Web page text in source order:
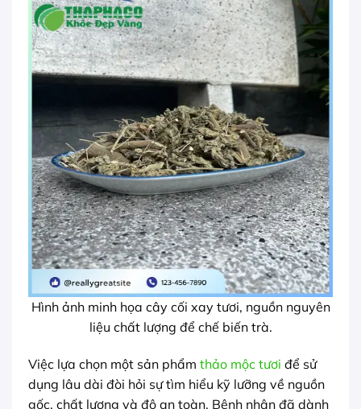
Hình ảnh minh họa cây cối xay tươi, nguồn nguyên
liệu chất lượng để chế biến trà.
Việc lựa chọn một sản phẩm thảo mộc tươi để sử
dụng lâu dài đòi hỏi sự tìm hiểu kỹ lưỡng về nguồn
gốc, chất lượng và độ an toàn. Bệnh nhân đã dành